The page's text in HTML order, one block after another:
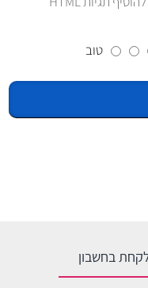
טוב
בחשבון